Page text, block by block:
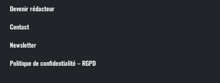
Devenir rédacteur
Contact
Newsletter
Politique de confidentialité – RGPD